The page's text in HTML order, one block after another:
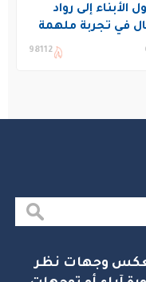
الأبناء إلى رواد
في تجربة ملهمة
غراس الصيفي 98112
وجهات نظر